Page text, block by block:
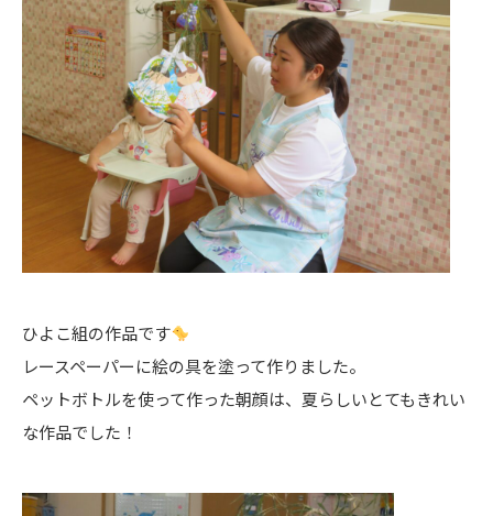
ひよこ組の作品です
レースペーパーに絵の具を塗って作りました。
ペットボトルを使って作った朝顔は、夏らしいとてもきれい
な作品でした！